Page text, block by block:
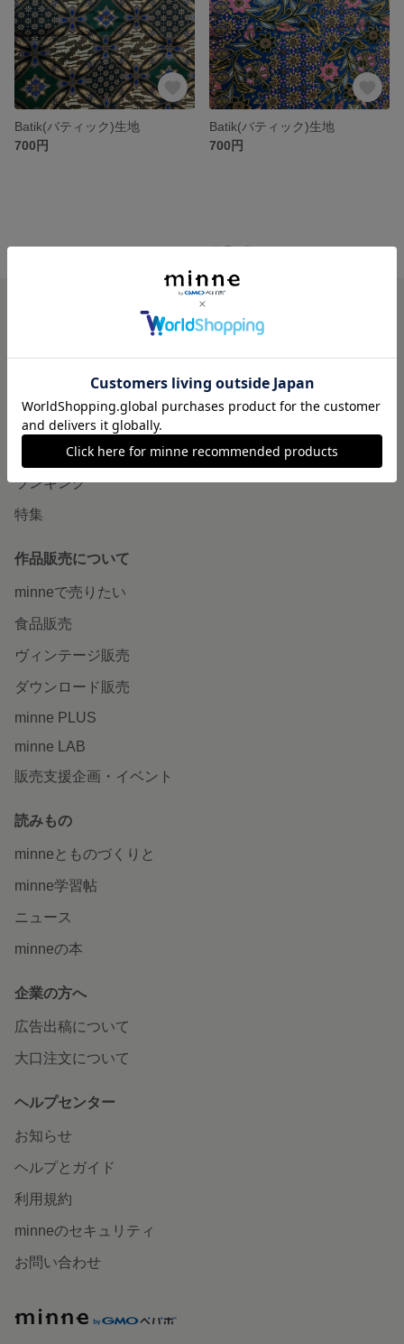
Batik(バティック)生地
700円
Batik(バティック)生地
700円
minne ホーム lily_goods_collection の作品一覧
minneについて
minneで買いたい
作品をさがす
ショップをさがす
ランキング
特集
作品販売について
minneで売りたい
食品販売
ヴィンテージ販売
ダウンロード販売
minne PLUS
minne LAB
販売支援企画・イベント
読みもの
minneとものづくりと
minne学習帖
ニュース
minneの本
企業の方へ
広告出稿について
大口注文について
ヘルプセンター
お知らせ
ヘルプとガイド
利用規約
minneのセキュリティ
お問い合わせ